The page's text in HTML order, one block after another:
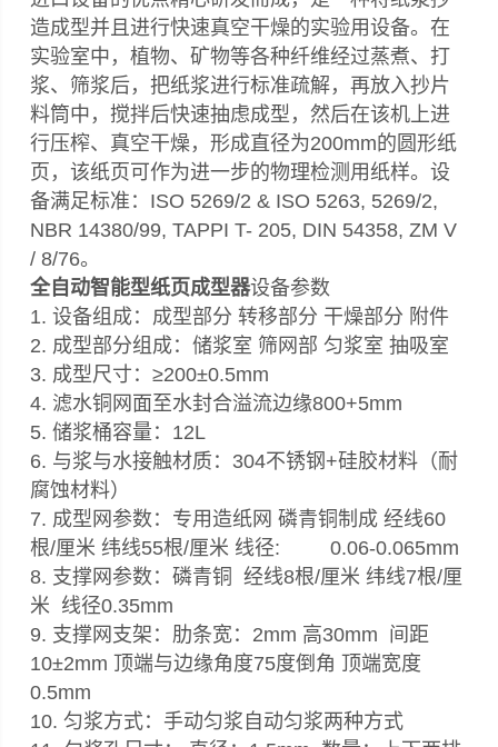
造成型并且进行快速真空干燥的实验用设备。在
实验室中，植物、矿物等各种纤维经过蒸煮、打
浆、筛浆后，把纸浆进行标准疏解，再放入抄片
料筒中，搅拌后快速抽虑成型，然后在该机上进
行压榨、真空干燥，形成直径为200mm的圆形纸
页，该纸页可作为进一步的物理检测用纸样。设
备满足标准：ISO 5269/2 & ISO 5263, 5269/2,
NBR 14380/99, TAPPI T- 205, DIN 54358, ZM V
/ 8/76。
全自动智能型纸页成型器设备参数
1. 设备组成：成型部分 转移部分 干燥部分 附件
2. 成型部分组成：储浆室 筛网部 匀浆室 抽吸室
3. 成型尺寸：≥200±0.5mm
4. 滤水铜网面至水封合溢流边缘800+5mm
5. 储浆桶容量：12L
6. 与浆与水接触材质：304不锈钢+硅胶材料（耐
腐蚀材料）
7. 成型网参数：专用造纸网 磷青铜制成 经线60
根/厘米 纬线55根/厘米 线径: 0.06-0.065mm
8. 支撑网参数：磷青铜 经线8根/厘米 纬线7根/厘
米 线径0.35mm
9. 支撑网支架：肋条宽：2mm 高30mm 间距
10±2mm 顶端与边缘角度75度倒角 顶端宽度
0.5mm
10. 匀浆方式：手动匀浆自动匀浆两种方式